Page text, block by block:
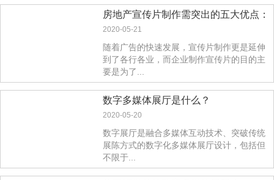
房地产宣传片制作需突出的五大优点：
2020-05-21
随着广告的快速发展，宣传片制作更是延伸
到了各行各业，而企业制作宣传片的目的主
要是为了...
数字多媒体展厅是什么？
2020-05-20
数字展厅是融合多媒体互动技术、突破传统
展陈方式的数字化多媒体展厅设计，包括但
不限于...